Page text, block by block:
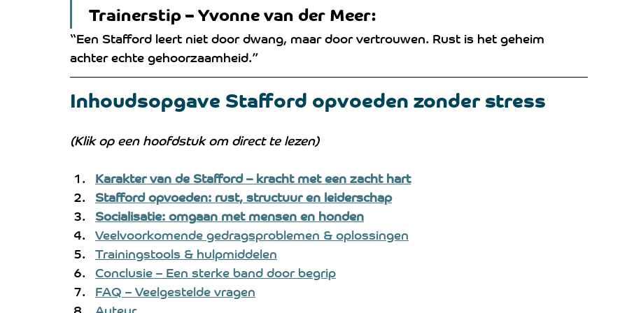
Trainerstip – Yvonne van der Meer:
“Een Stafford leert niet door dwang, maar door vertrouwen. Rust is het geheim
achter echte gehoorzaamheid.”
Inhoudsopgave Stafford opvoeden zonder stress
(Klik op een hoofdstuk om direct te lezen)
Karakter van de Stafford – kracht met een zacht hart
Stafford opvoeden: rust, structuur en leiderschap
Socialisatie: omgaan met mensen en honden
Veelvoorkomende gedragsproblemen & oplossingen
Trainingstools & hulpmiddelen
Conclusie – Een sterke band door begrip
FAQ – Veelgestelde vragen